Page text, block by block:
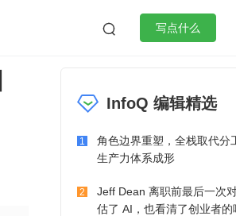
 写点什么
微服务架构 flutter
InfoQ 编辑精选
1
角色边界重塑，全栈取代分
生产力体系成形
2
Jeff Dean 离职前最后一次
估了 AI，也看清了创业者的